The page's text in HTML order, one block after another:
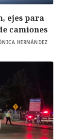
ejes para
camiones
HERNÁNDEZ